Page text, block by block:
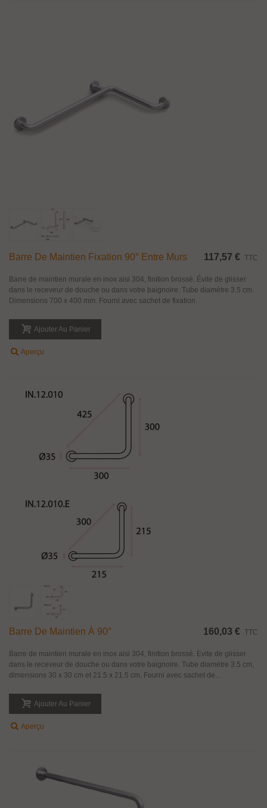
Barre De Maintien Fixation 90° Entre Murs 117,57 € TTC
Barre de maintien murale en inox aisi 304, finition brossé. Évite de glisser
dans le receveur de douche ou dans votre baignoire. Tube diamètre 3.5 cm.
Dimensions 700 x 400 mm. Fourni avec sachet de fixation.
Ajouter Au Panier
Aperçu
Barre De Maintien À 90° 160,03 € TTC
Barre de maintien murale en inox aisi 304, finition brossé. Evite de glisser
dans le receveur de douche ou dans votre baignoire. Tube diamètre 3.5 cm,
dimensions 30 x 30 cm et 21.5 x 21.5 cm. Fourni avec sachet de...
Ajouter Au Panier
Aperçu